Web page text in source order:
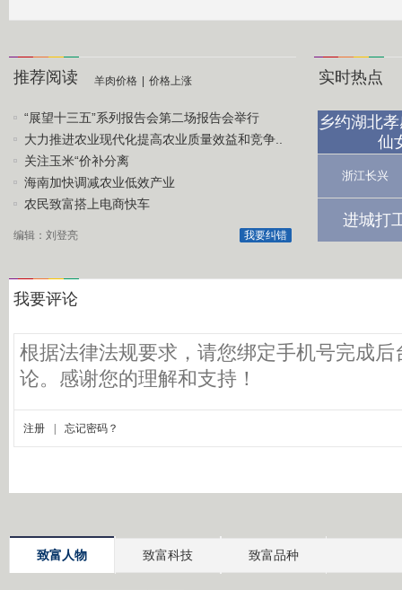
推荐阅读 羊肉价格 价格上涨
“展望十三五”系列报告会第二场报告会举行
大力推进农业现代化提高农业质量效益和竞争..
关注玉米“价补分离
海南加快调减农业低效产业
农民致富搭上电商快车
我要纠错
编辑：刘登亮
实时热点
乡约湖北
仙
浙江长兴
进城打
致富人物 致富科技 致富品种